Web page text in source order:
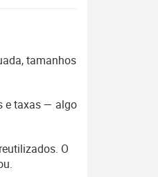
tamanhos
e taxas — algo
O